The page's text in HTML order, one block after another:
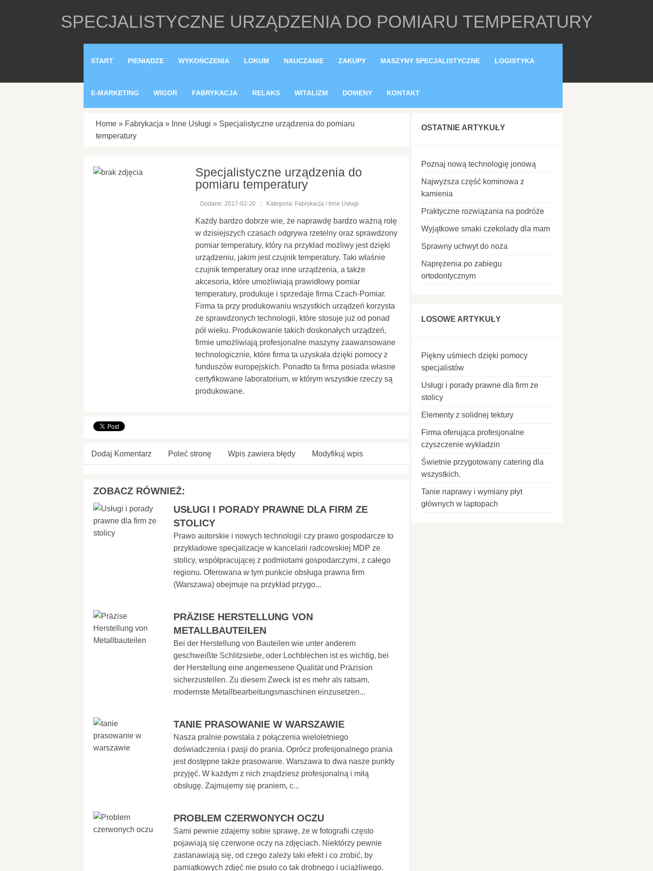
SPECJALISTYCZNE URZĄDZENIA DO POMIARU TEMPERATURY
START PIENIĄDZE WYKOŃCZENIA LOKUM NAUCZANIE ZAKUPY MASZYNY SPECJALISTYCZNE LOGISTYKA
E-MARKETING WIGOR FABRYKACJA RELAKS WITALIZM DOMENY KONTAKT
Home » Fabrykacja » Inne Usługi » Specjalistyczne urządzenia do pomiaru
temperatury
Specjalistyczne urządzenia do
pomiaru temperatury
Dodane: 2017-02-20 :: Kategoria: Fabrykacja / Inne Usługi
Każdy bardzo dobrze wie, że naprawdę bardzo ważną rolę
w dzisiejszych czasach odgrywa rzetelny oraz sprawdzony
pomiar temperatury, który na przykład możliwy jest dzięki
urządzeniu, jakim jest czujnik temperatury. Taki właśnie
czujnik temperatury oraz inne urządzenia, a także
akcesoria, które umożliwiają prawidłowy pomiar
temperatury, produkuje i sprzedaje firma Czach-Pomiar.
Firma ta przy produkowaniu wszystkich urządzeń korzysta
ze sprawdzonych technologii, które stosuje już od ponad
pół wieku. Produkowanie takich doskonałych urządzeń,
firmie umożliwiają profesjonalne maszyny zaawansowane
technologicznie, które firma ta uzyskała dzięki pomocy z
funduszów europejskich. Ponadto ta firma posiada własne
certyfikowane laboratorium, w którym wszystkie rzeczy są
produkowane.
Dodaj Komentarz Poleć stronę Wpis zawiera błędy Modyfikuj wpis
ZOBACZ RÓWNIEŻ:
USŁUGI I PORADY PRAWNE DLA FIRM ZE
STOLICY
Prawo autorskie i nowych technologii czy prawo gospodarcze to
przykładowe specjalizacje w kancelarii radcowskiej MDP ze
stolicy, współpracującej z podmiotami gospodarczymi, z całego
regionu. Oferowana w tym punkcie obsługa prawna firm
(Warszawa) obejmuje na przykład przygo...
PRÄZISE HERSTELLUNG VON
METALLBAUTEILEN
Bei der Herstellung von Bauteilen wie unter anderem
geschweißte Schlitzsiebe, oder Lochblechen ist es wichtig, bei
der Herstellung eine angemessene Qualität und Präzision
sicherzustellen. Zu diesem Zweck ist es mehr als ratsam,
modernste Metallbearbeitungsmaschinen einzusetzen...
TANIE PRASOWANIE W WARSZAWIE
Nasza pralnie powstała z połączenia wieloletniego
doświadczenia i pasji do prania. Oprócz profesjonalnego prania
jest dostępne także prasowanie. Warszawa to dwa nasze punkty
przyjęć. W każdym z nich znajdziesz profesjonalną i miłą
obsługę. Zajmujemy się praniem, c...
PROBLEM CZERWONYCH OCZU
Sami pewnie zdajemy sobie sprawę, że w fotografii często
pojawiają się czerwone oczy na zdjęciach. Niektórzy pewnie
zastanawiają się, od czego zależy taki efekt i co zrobić, by
pamiątkowych zdjęć nie psuło co tak drobnego i uciążliwego.
OSTATNIE ARTYKUŁY
Poznaj nową technologię jonową
Najwyższa część kominowa z
kamienia
Praktyczne rozwiązania na podróże
Wyjątkowe smaki czekolady dla mam
Sprawny uchwyt do noża
Naprężenia po zabiegu
ortodontycznym
LOSOWE ARTYKUŁY
Piękny uśmiech dzięki pomocy
specjalistów
Usługi i porady prawne dla firm ze
stolicy
Elementy z solidnej tektury
Firma oferująca profesjonalne
czyszczenie wykładzin
Świetnie przygotowany catering dla
wszystkich.
Tanie naprawy i wymiany płyt
głównych w laptopach